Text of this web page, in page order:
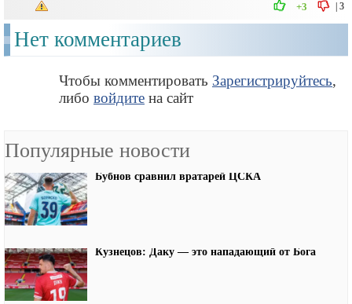
3
+3
Нет комментариев
Чтобы комментировать Зарегистрируйтесь,
либо войдите на сайт
Популярные новости
Бубнов сравнил вратарей ЦСКА
Кузнецов: Даку — это нападающий от Бога